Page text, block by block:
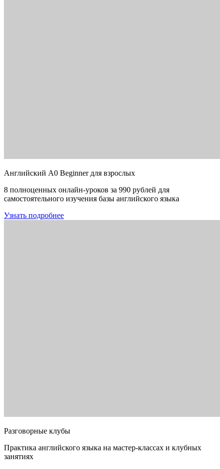
Английский A0 Beginner для взрослых
8 полноценных онлайн-уроков за 990 рублей для
самостоятельного изучения базы английского языка
Узнать подробнее
Разговорные клубы
Практика английского языка на мастер-классах и клубных
занятиях